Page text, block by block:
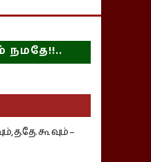
நமதே!!..
த.தே. கூ வும் –